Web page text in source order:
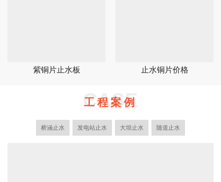
紫铜片止水板 止水铜片价格
CASE
工程案例
桥涵止水 发电站止水 大坝止水 随道止水